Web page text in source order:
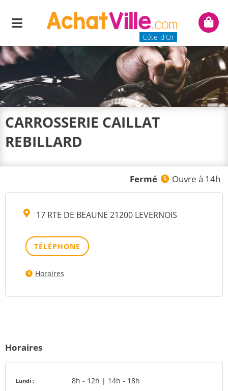
Menu
Côte-d'Or
Mon
CARROSSERIE CAILLAT
REBILLARD
Fermé Ouvre à 14h
17 RTE DE BEAUNE 21200 LEVERNOIS
TÉLÉPHONE
Horaires
Horaires
Lundi : 8h - 12h | 14h - 18h